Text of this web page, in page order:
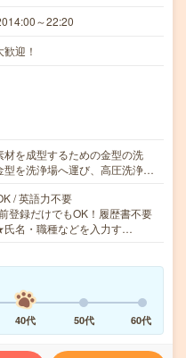
～22:20
迎！
を成型するための金型の洗
型を洗浄場へ運び、高圧洗浄…
/ 英語力不要
登録だけでもOK！履歴書不要
名・職種などを入力す…
40代 50代 60代